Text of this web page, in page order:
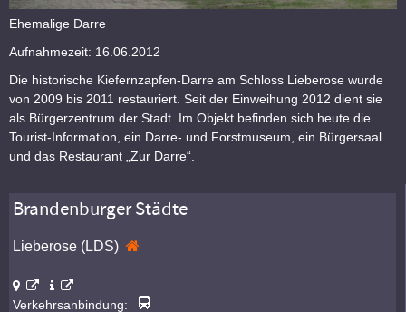
Ehemalige Darre
Aufnahmezeit: 16.06.2012
Die historische Kiefernzapfen-Darre am Schloss Lieberose wurde
von 2009 bis 2011 restauriert. Seit der Einweihung 2012 dient sie
als Bürgerzentrum der Stadt. Im Objekt befinden sich heute die
Tourist-Information, ein Darre- und Forstmuseum, ein Bürgersaal
und das Restaurant „Zur Darre“.
Brandenburger Städte
Lieberose (LDS)
Verkehrsanbindung: